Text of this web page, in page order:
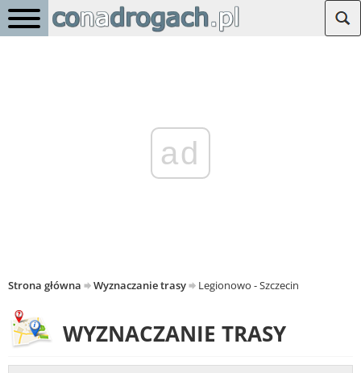
ad
Strona główna Wyznaczanie trasy Legionowo - Szczecin
WYZNACZANIE TRASY